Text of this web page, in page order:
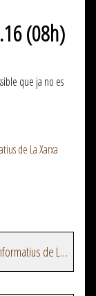
(08h)
que ja no es
de La Xarxa
Veure més episodis del programa Butlletins informatius de La Xarxa